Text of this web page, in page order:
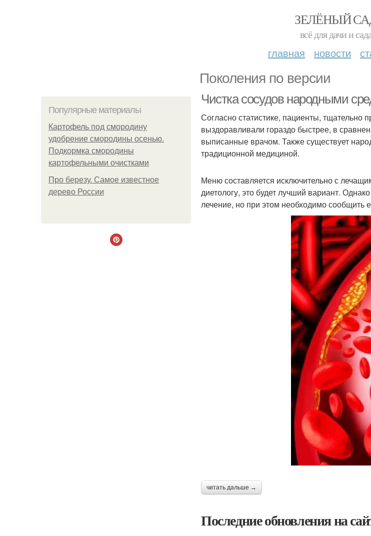
ЗЕЛЁНЫЙ
всё для дачи и
главная новости
Поколения по версии
Популярные материалы
Картофель под смородину
удобрение смородины осенью.
Подкормка смородины
картофельными очистками
Про березу. Самое известное
дерево России
Чистка сосудов народными
Согласно статистике, пациенты, тщательно
выздоравливали гораздо быстрее, в
выписанные врачом. Также существует
традиционной медициной.
Меню составляется исключительно с
диетологу, это будет лучший вариант.
лечение, но при этом необходимо
читать дальше →
Последние обновления на